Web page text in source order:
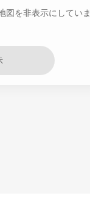
図を非表示にしていま